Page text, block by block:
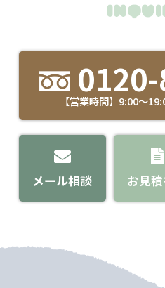
【営業時間】9:00～
メール相談 お見積